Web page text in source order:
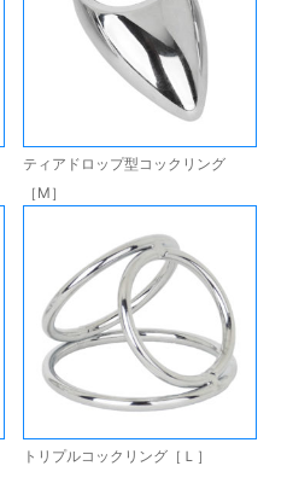
ティアドロップ型コックリング
［M］
トリプルコックリング［Ｌ］